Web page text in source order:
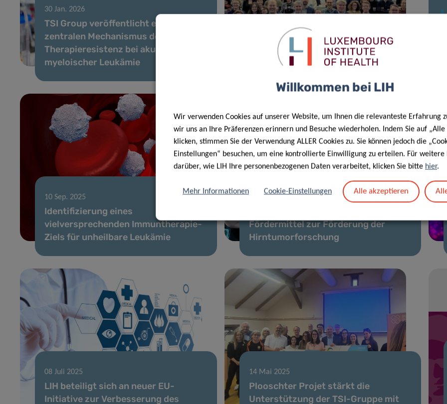
30 Jan. 2026
TSI Group veröffentlicht einen
zentralen Mechanismus der
Therapieresistenz bei akuter
myeloischer Leukämie
27 Jan. 2026
Gemeinsame Aktion für
personalisierte Krebsmedizin startet
10 Sep. 2025
Identifizierung eines
vielversprechenden Immuntherapie-
Ziels für unheilbare Leukämie
Luxembourg Institute of Health
Fördermittel zur Förderung der
Hirntumorforschung
08 Juli 2025
LIH beteiligt sich an neuer EU-
Initiative zur Verbesserung des
14 Mai 2025
Plooschter Projet stärkt die
Unterstützung der TSI-Gruppe mit
Willkommen bei LIH
Wir verwenden Cookies auf unserer Website, um Ihnen die relevanteste Erfahrung
wir uns an Ihre Präferenzen erinnern und Besuche wiederholen. Indem Sie auf „Alle
klicken, stimmen Sie der Verwendung ALLER Cookies zu. Sie können jedoch die
Einstellungen“ besuchen, um eine kontrollierte Einwilligung zu erteilen. Für
darüber, wie LIH Ihre personenbezogenen Daten verarbeitet, klicken Sie bitte hier.
Mehr Informationen Cookie-Einstellungen Alle akzeptieren